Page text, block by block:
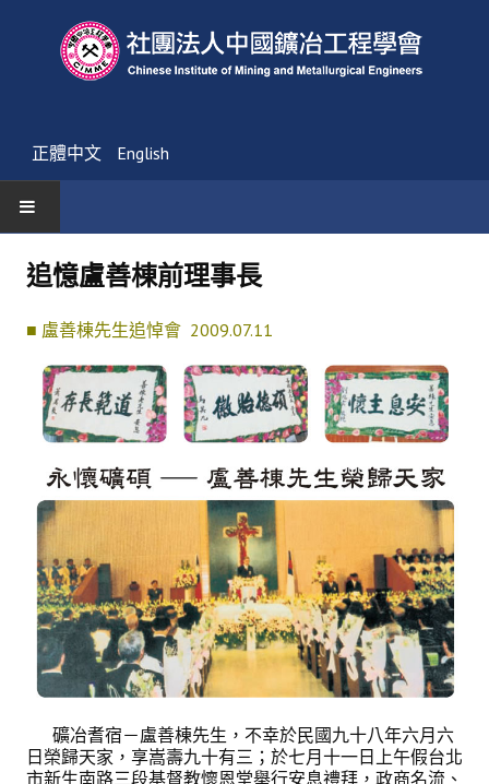
正體中文 English
首頁
友會消息
學會簡介
理事長的話
學會會史
學會會歌
學會會址沿革
學會組織與架構
架構圖
理監事會
追憶盧善棟前理事長
■ 盧善棟先生追悼會 2009.07.11
礦冶耆宿－盧善棟先生，不幸於民國九十八年六月六
日榮歸天家，享嵩壽九十有三；於七月十一日上午假台北
市新生南路三段基督教懷恩堂舉行安息禮拜，政商名流、